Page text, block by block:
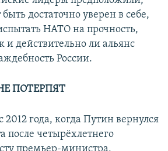
достаточно уверен в себе,
НАТО на прочность,
и действительно ли альянс
России.
ПОТЕРПЯТ
года, когда Путин вернулся
после четырёхлетнего